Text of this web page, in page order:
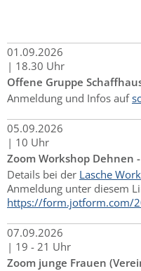
01.09.2026
| 18.30 Uhr
Offene Gruppe
Anmeldung und Infos auf
05.09.2026
| 10 Uhr
Zoom Workshop Dehnen
Details bei der Lasche
Anmeldung unter diesem
https://form.jotform.com/
07.09.2026
| 19 - 21 Uhr
Zoom junge Frauen